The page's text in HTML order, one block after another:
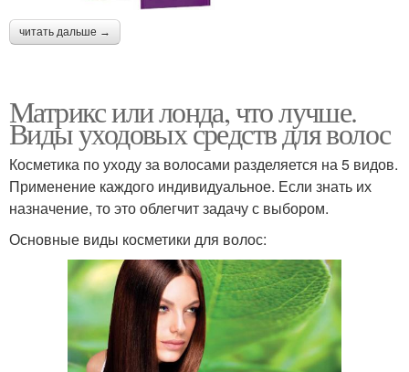
читать дальше →
Матрикс или лонда, что лучше.
Виды уходовых средств для волос
Косметика по уходу за волосами разделяется на 5 видов.
Применение каждого индивидуальное. Если знать их
назначение, то это облегчит задачу с выбором.
Основные виды косметики для волос: